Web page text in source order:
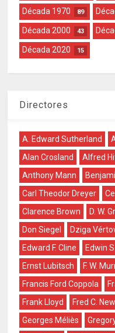
Década 1970 89
Década 2000 43
Década 2020 15
Directores
A. Edward Sutherland
Alan Crosland
Alfred
Anthony Mann
Carl Theodor Dreyer
Clarence Brown
D. W.
Don Siegel
Dziga
Edward F. Cline
Edwin
Ernst Lubitsch
F. W.
Francis Ford Coppola
Frank Lloyd
Fred C.
Georges Méliès